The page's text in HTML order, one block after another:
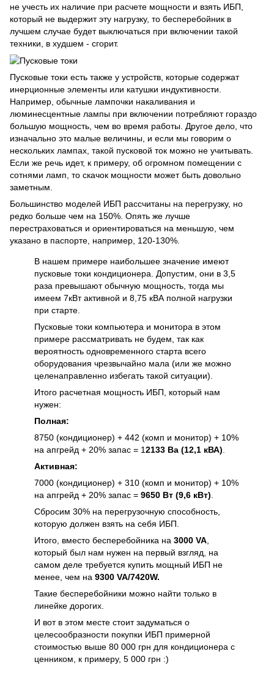
не учесть их наличие при расчете мощности и взять ИБП,
который не выдержит эту нагрузку, то бесперебойник в
лучшем случае будет выключаться при включении такой
техники, в худшем - сгорит.
Пусковые токи есть также у устройств, которые содержат
инерционные элементы или катушки индуктивности.
Например, обычные лампочки накаливания и
люминесцентные лампы при включении потребляют гораздо
большую мощность, чем во время работы. Другое дело, что
изначально это малые величины, и если мы говорим о
нескольких лампах, такой пусковой ток можно не учитывать.
Если же речь идет, к примеру, об огромном помещении с
сотнями ламп, то скачок мощности может быть довольно
заметным.
Большинство моделей ИБП рассчитаны на перегрузку, но
редко больше чем на 150%. Опять же лучше
перестраховаться и ориентироваться на меньшую, чем
указано в паспорте, например, 120-130%.
В нашем примере наибольшее значение имеют
пусковые токи кондиционера. Допустим, они в 3,5
раза превышают обычную мощность, тогда мы
имеем 7кВт активной и 8,75 кВА полной нагрузки
при старте.
Пусковые токи компьютера и монитора в этом
примере рассматривать не будем, так как
вероятность одновременного старта всего
оборудования чрезвычайно мала (или же можно
целенаправленно избегать такой ситуации).
Итого расчетная мощность ИБП, который нам
нужен:
Полная:
8750 (кондиционер) + 442 (комп и монитор) + 10%
на апгрейд + 20% запас = 12133 Ва (12,1 кВА)
Активная:
7000 (кондиционер) + 310 (комп и монитор) + 10%
на апгрейд + 20% запас = 9650 Вт (9,6 кВт)
Сбросим 30% на перегрузочную способность,
которую должен взять на себя ИБП.
Итого, вместо бесперебойника на 3000 VA
который был нам нужен на первый взгляд, на
самом деле требуется купить мощный ИБП не
менее, чем на 9300 VA/7420W.
Такие бесперебойники можно найти только в
линейке дорогих.
И вот в этом месте стоит задуматься о
целесообразности покупки ИБП примерной
стоимостью выше 80 000 грн для кондиционера c
ценником, к примеру, 5 000 грн :)